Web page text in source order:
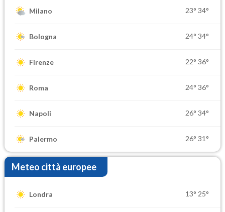
Milano 23° 34°
Bologna 24° 34°
Firenze 22° 36°
Roma 24° 36°
Napoli 26° 34°
Palermo 26° 31°
Meteo città europee
Londra 13° 25°